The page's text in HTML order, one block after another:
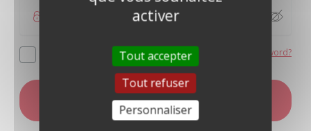
Forgot your password?
LOG IN
activer
Tout accepter
Tout refuser
Personnaliser